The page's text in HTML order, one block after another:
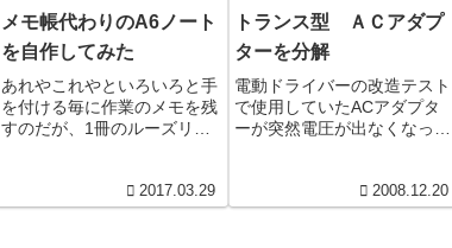
メモ帳代わりのA6ノート
を自作してみた
あれやこれやといろいろと手
を付ける毎に作業のメモを残
すのだが、1冊のルーズリー
楽になってきた。そこでかさ
ばらな...
2017.03.29
トランス型 ＡＣアダプ
ターを分解
電動ドライバーの改造テスト
で使用していたACアダプタ
ーが突然電圧が出なくなって
りの電源だったと思う電...
2008.12.20